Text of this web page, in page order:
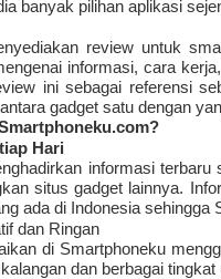
banyak pilihan aplikasi
review untuk
informasi, cara
ini sebagai referensi
gadget satu dengan
Hari
informasi
situs gadget lainnya.
ada di Indonesia
dan Ringan
di Smartphoneku
dan berbagai